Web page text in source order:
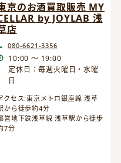
京のお酒買取販売 MY
by JOYLAB 浅
店
080-6621-3356
10:00 ～ 19:00
定休日：毎週火曜日・水曜
日
クセス:東京メトロ銀座線 浅草
から徒歩約4分
営地下鉄浅草線 浅草駅から徒歩
7分